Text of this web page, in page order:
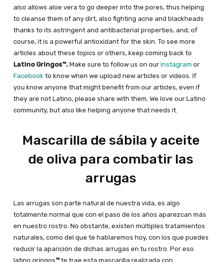
also allows aloe vera to go deeper into the pores, thus helping
to cleanse them of any dirt, also fighting acne and blackheads
thanks to its astringent and antibacterial properties, and, of
course, it is a powerful antioxidant for the skin. To see more
articles about these topics or others, keep coming back to
Latino Gringos™.Make sure to follow us on our Instagram or
Facebook to know when we upload new articles or videos. If
you know anyone that might benefit from our articles, even if
they are not Latino, please share with them. We love our Latino
community, but also like helping anyone that needs it.
Mascarilla de sábila y aceite
de oliva para combatir las
arrugas
Las arrugas son parte natural de nuestra vida, es algo
totalmente normal que con el paso de los años aparezcan más
en nuestro rostro. No obstante, existen múltiples tratamientos
naturales, como del que te hablaremos hoy, con los que puedes
reducir la aparición de dichas arrugas en tu rostro. Por eso
latino gringos™te trae esta mascarilla realizada con